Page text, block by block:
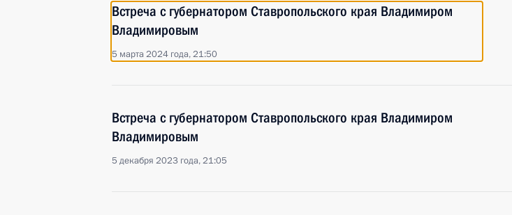
Встреча с губернатором Ставропольского края Владимиром
Владимировым
5 марта 2024 года, 21:50
Встреча с губернатором Ставропольского края Владимиром
Владимировым
5 декабря 2023 года, 21:05